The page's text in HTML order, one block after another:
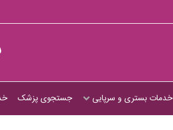
خدمات بستری و سرپایی جستجوی پزشک